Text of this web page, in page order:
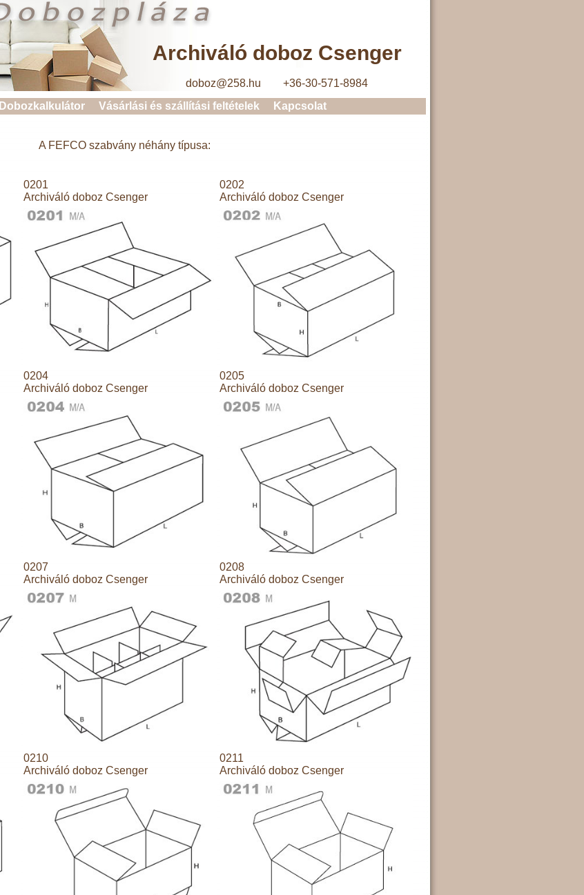
Archiváló doboz Csenger
doboz@258.hu +36-30-571-8984
Dobozkalkulátor Vásárlási és szállítási feltételek Kapcsolat
A FEFCO szabvány néhány típusa:
0201
Archiváló doboz Csenger
0202
Archiváló doboz Csenger
0204
Archiváló doboz Csenger
0205
Archiváló doboz Csenger
0207
Archiváló doboz Csenger
0208
Archiváló doboz Csenger
0210
Archiváló doboz Csenger
0211
Archiváló doboz Csenger